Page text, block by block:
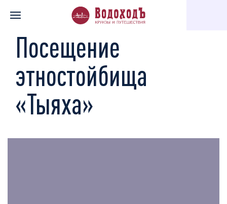
Главная Каталог экскурсий Посещение этностойбища
Посещение
этностойбища
«Тыяха»